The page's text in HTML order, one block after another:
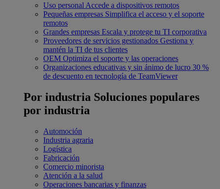
Uso personal Accede a dispositivos remotos
Pequeñas empresas Simplifica el acceso y el soporte
remotos
Grandes empresas Escala y protege tu TI corporativa
Proveedores de servicios gestionados Gestiona y
mantén la TI de tus clientes
OEM Optimiza el soporte y las operaciones
Organizaciones educativas y sin ánimo de lucro 30 %
de descuento en tecnología de TeamViewer
Por industria Soluciones populares
por industria
Automoción
Industria agraria
Logística
Fabricación
Comercio minorista
Atención a la salud
Operaciones bancarias y finanzas